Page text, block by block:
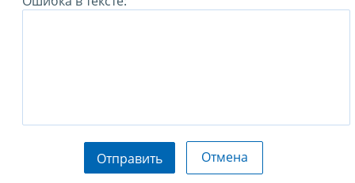
Отправить Отмена